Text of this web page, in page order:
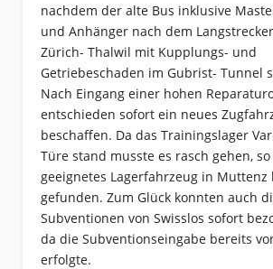
nachdem der alte Bus inklusive
und Anhänger nach dem
Zürich- Thalwil mit Kupplungs- und
Getriebeschaden im Gubrist- Tunnel
Nach Eingang einer hohen
entschieden sofort ein neues
beschaffen. Da das Trainingslager
Türe stand musste es rasch gehen,
geeignetes Lagerfahrzeug in Muttenz
gefunden. Zum Glück konnten auch
Subventionen von Swisslos sofort
da die Subventionseingabe bereits
erfolgte.